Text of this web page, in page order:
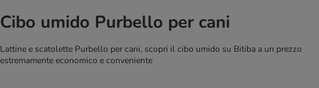
Cibo umido Purbello per cani
Lattine e scatolette Purbello per cani, scopri il cibo umido su Bitiba a un prezzo
estremamente economico e conveniente